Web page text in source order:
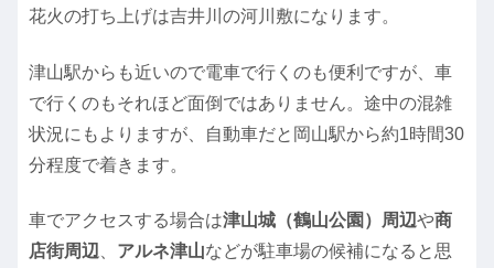
花火の打ち上げは吉井川の河川敷になります。
津山駅からも近いので電車で行くのも便利ですが、車
で行くのもそれほど面倒ではありません。途中の混雑
状況にもよりますが、自動車だと岡山駅から約1時間30
分程度で着きます。
車でアクセスする場合は津山城（鶴山公園）周辺や商
店街周辺
アルネ津山などが駐車場の候補になると思